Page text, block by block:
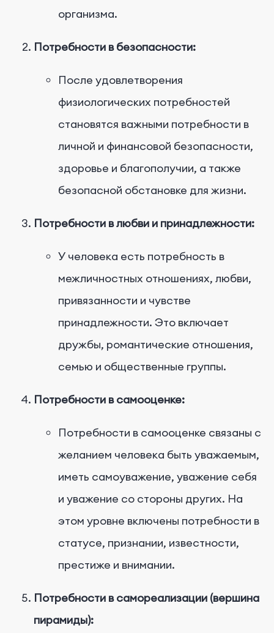
организма.
Потребности в безопасности:
После удовлетворения
физиологических потребностей
становятся важными потребности в
личной и финансовой безопасности,
здоровье и благополучии, а также
безопасной обстановке для жизни.
Потребности в любви и принадлежности:
У человека есть потребность в
межличностных отношениях, любви,
привязанности и чувстве
принадлежности. Это включает
дружбы, романтические отношения,
семью и общественные группы.
Потребности в самооценке:
Потребности в самооценке связаны с
желанием человека быть уважаемым,
иметь самоуважение, уважение себя
и уважение со стороны других. На
этом уровне включены потребности в
статусе, признании, известности,
престиже и внимании.
Потребности в самореализации (вершина
пирамиды):